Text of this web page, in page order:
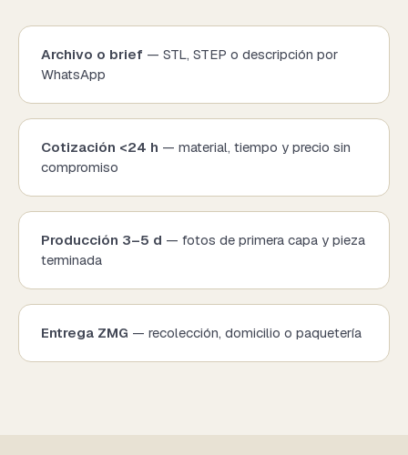
Archivo o brief — STL, STEP o descripción por
WhatsApp
Cotización <24 h — material, tiempo y precio sin
compromiso
Producción 3–5 d — fotos de primera capa y pieza
terminada
Entrega ZMG — recolección, domicilio o paquetería